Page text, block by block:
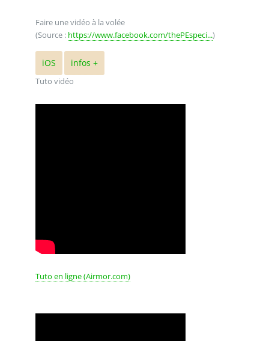
Faire une vidéo à la volée
(Source : https://www.facebook.com/thePEspeci...)
iOS infos +
Tuto vidéo
Tuto en ligne (Airmor.com)